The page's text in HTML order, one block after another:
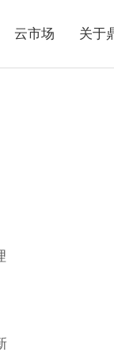
云市场 关于